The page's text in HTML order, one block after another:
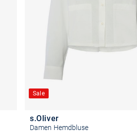
Sale
s.Oliver
Damen Hemdbluse